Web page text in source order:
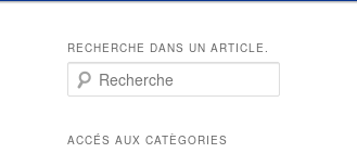
RECHERCHE DANS UN ARTICLE.
e
h
ACCÉS AUX CATÈGORIES